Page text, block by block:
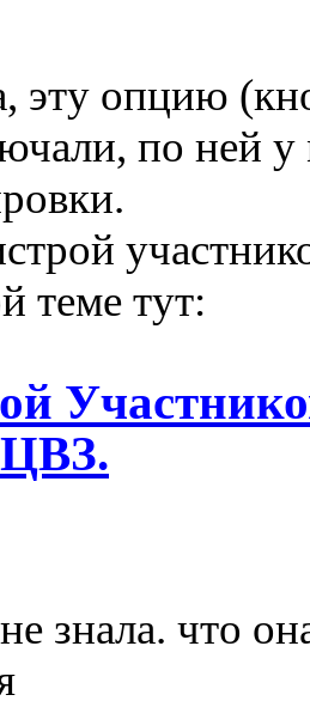
эту опцию
по ней
теме тут:
знала. что